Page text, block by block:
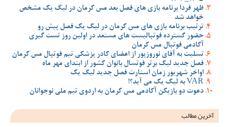
ظهر فردا برنامه بازی های فصل بعد مس کرمان در لیگ یک مشخص
خواهد شد
ترتیب برنامه بازی های مس کرمان در لیگ یک فصل پیش رو
حضور گسترده فوتبالیست های مستعد در اولین روز تست گیری
آکادمی فوتبال مس کرمان
تسلیت به آقای نوروزپور از اعضای کادر پزشکی تیم فوتبال مس کرمان
فصل جدید لیگ برتر فوتسال بانوان کشور از ابتدای مهر ماه
اواخر شهریور زمان استارت فصل جدید لیگ یک
VAR به لیگ یک می آید؟!
دعوت دو بازیکن آکادمی مس کرمان به اردوی تیم ملی نوجوانان
آخرین مطالب